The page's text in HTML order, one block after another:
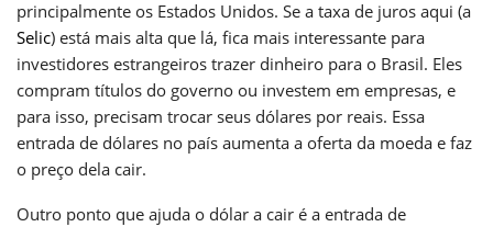
principalmente os Estados Unidos. Se a taxa de juros aqui (a
Selic) está mais alta que lá, fica mais interessante para
investidores estrangeiros trazer dinheiro para o Brasil. Eles
compram títulos do governo ou investem em empresas, e
para isso, precisam trocar seus dólares por reais. Essa
entrada de dólares no país aumenta a oferta da moeda e faz
o preço dela cair.
Outro ponto que ajuda o dólar a cair é a entrada de